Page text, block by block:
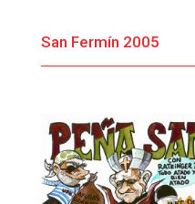
San Fermín 2005